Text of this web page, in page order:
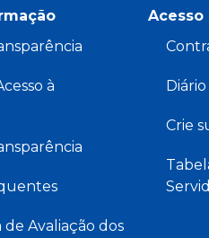
à
Avaliação dos
Acesso
Crie